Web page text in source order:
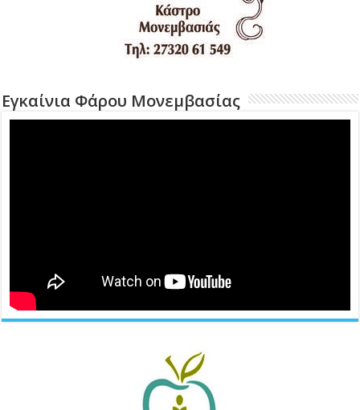
Εγκαίνια Φάρου Μονεμβασίας